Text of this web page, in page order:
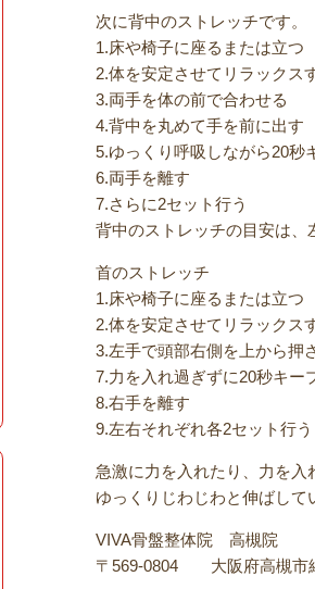
次に背中のストレッチです。
1.床や椅子に座るまたは立つ
2.体を安定させてリラックス
3.両手を体の前で合わせる
4.背中を丸めて手を前に出す
5.ゆっくり呼吸しながら20秒
6.両手を離す
7.さらに2セット行う
背中のストレッチの目安は、
首のストレッチ
1.床や椅子に座るまたは立つ
2.体を安定させてリラックス
3.左手で頭部右側を上から押
7.力を入れ過ぎずに20秒キー
8.右手を離す
9.左右それぞれ各2セット行う
急激に力を入れたり、力を入
ゆっくりじわじわと伸ばして
VIVA骨盤整体院 高槻院
〒569-0804 大阪府高槻市